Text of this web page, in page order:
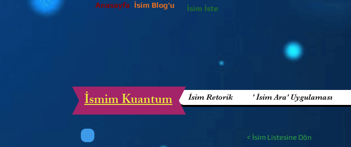
Anasayfa İsim Blog'u İsim İste
İsim Retorik ' İsim Ara' Uygulaması
İsmim Kuantum
< İsim Listesine Dön